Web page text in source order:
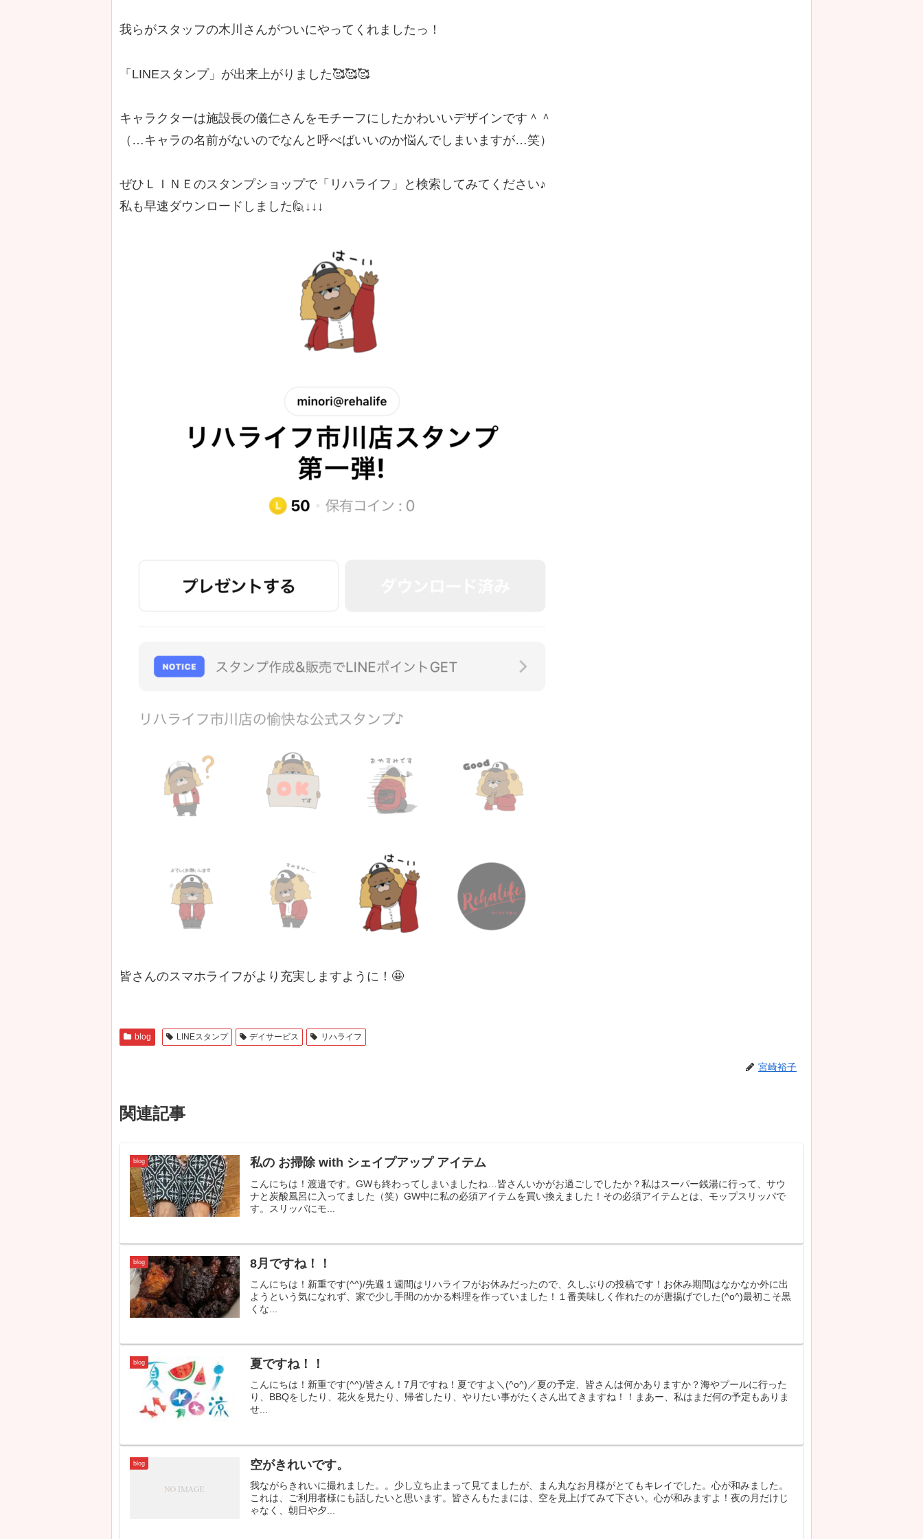
我らがスタッフの木川さんがついにやってくれましたっ！
「LINEスタンプ」が出来上がりました🥰🥰🥰
キャラクターは施設長の儀仁さんをモチーフにしたかわいいデザインです＾＾
（…キャラの名前がないのでなんと呼べばいいのか悩んでしまいますが…笑）
ぜひＬＩＮＥのスタンプショップで「リハライフ」と検索してみてください♪
私も早速ダウンロードしました🙋↓↓↓
皆さんのスマホライフがより充実しますように！🤩
blog LINEスタンプ デイサービス リハライフ
宮崎裕子
関連記事
blog 私の お掃除 with シェイプアップ アイテム
こんにちは！渡邉です。GWも終わってしまいましたね…皆さんいかがお過ごしでしたか？私はスーパー銭湯に行って、サウ
ナと炭酸風呂に入ってました（笑）GW中に私の必須アイテムを買い換えました！その必須アイテムとは、モップスリッパで
す。スリッパにモ...
blog 8月ですね！！
こんにちは！新重です(^^)/先週１週間はリハライフがお休みだったので、久しぶりの投稿です！お休み期間はなかなか外に出
ようという気になれず、家で少し手間のかかる料理を作っていました！１番美味しく作れたのが唐揚げでした(^o^)最初こそ黒
くな...
blog 夏ですね！！
こんにちは！新重です(^^)/皆さん！7月ですね！夏ですよ＼(^o^)／夏の予定、皆さんは何かありますか？海やプールに行った
り、BBQをしたり、花火を見たり、帰省したり、やりたい事がたくさん出てきますね！！まあー、私はまだ何の予定もありま
せ...
blog 空がきれいです。
我ながらきれいに撮れました。。少し立ち止まって見てましたが、まん丸なお月様がとてもキレイでした。心が和みました。
これは、ご利用者様にも話したいと思います。皆さんもたまには、空を見上げてみて下さい。心が和みますよ！夜の月だけじ
ゃなく、朝日や夕...